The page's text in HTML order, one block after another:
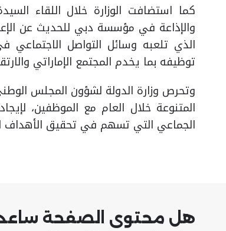
كما استضافت الوزارة خلال اللقاء
والإذاعة في مؤسسة دبي للحديث عن
الذي تلعبه وسائل التواصل الاجتماعي
توظيفه بما يخدم المجتمع الإماراتي
وتحرص وزارة الدولة لشؤون المجلس
المتنوعة خلال العام مع الموظفين،
الجماعي التي تسهم في تحقيق الأهداف
هل محتوى الصفحة